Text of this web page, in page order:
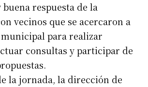
respuesta de la
vecinos que se acercaron a
para realizar
consultas y participar de
la jornada, la dirección de